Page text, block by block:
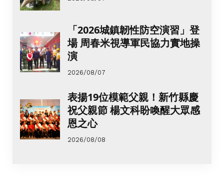
「2026城鎮韌性防空演習」登
場 周春米視導軍民協力實地操
演
2026/08/07
表揚19位模範父親！新竹縣慶
祝父親節 楊文科盼喚醒大眾感
恩之心
2026/08/08